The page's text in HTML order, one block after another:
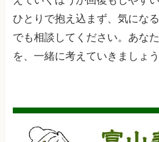
ひとりで抱え込まず、気にな
でも相談してください。あな
を、一緒に考えていきましょう